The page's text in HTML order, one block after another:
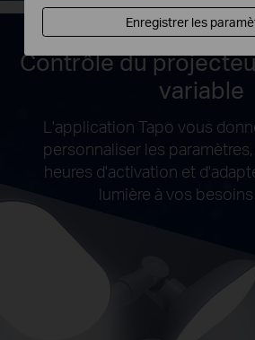
Contrôle du
variable
L'application Tapo vous
personnaliser les
heures d'activation et
lumière à vos
Enregistrer les